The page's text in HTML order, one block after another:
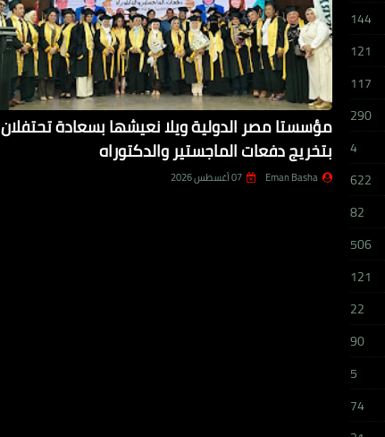
144
121
117
290
4
622
82
506
121
22
90
5
74
مؤسستا مصر الدولية ويلا نعيشها بسعادة تحتفلان
بتخريج دفعات الماجستير والدكتوراه
Eman Basha 07 أغسطس 2026